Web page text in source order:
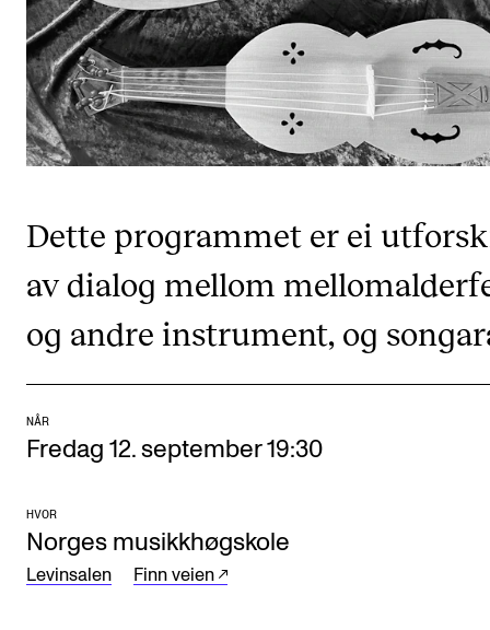
CREMAH
NordART
Prosjekter
Publikasjoner
Utveksling
Internasjonal strategi
Samarbeidsprosjekter
Arrangementer og konserter
Nyheter og historier
Dette programmet er ei
av dialog mellom
og andre instrument, og
NÅR
Fredag 12. september 19:30
HVOR
Norges musikkhøgskole
Levinsalen Finn veien